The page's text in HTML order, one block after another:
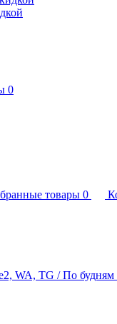
0
товары 0
WA, TG / По будням